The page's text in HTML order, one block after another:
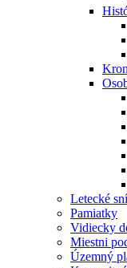
Letecké
Pamiatky
Vidiecky
Miestni
Územný